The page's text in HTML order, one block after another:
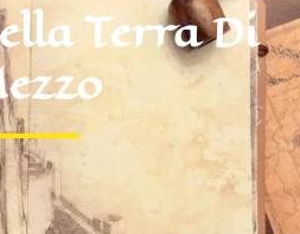
Terra Di